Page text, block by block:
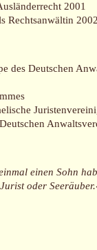
2001
Rechtsanwältin
des Deutschen
einen Sohn
Jurist oder